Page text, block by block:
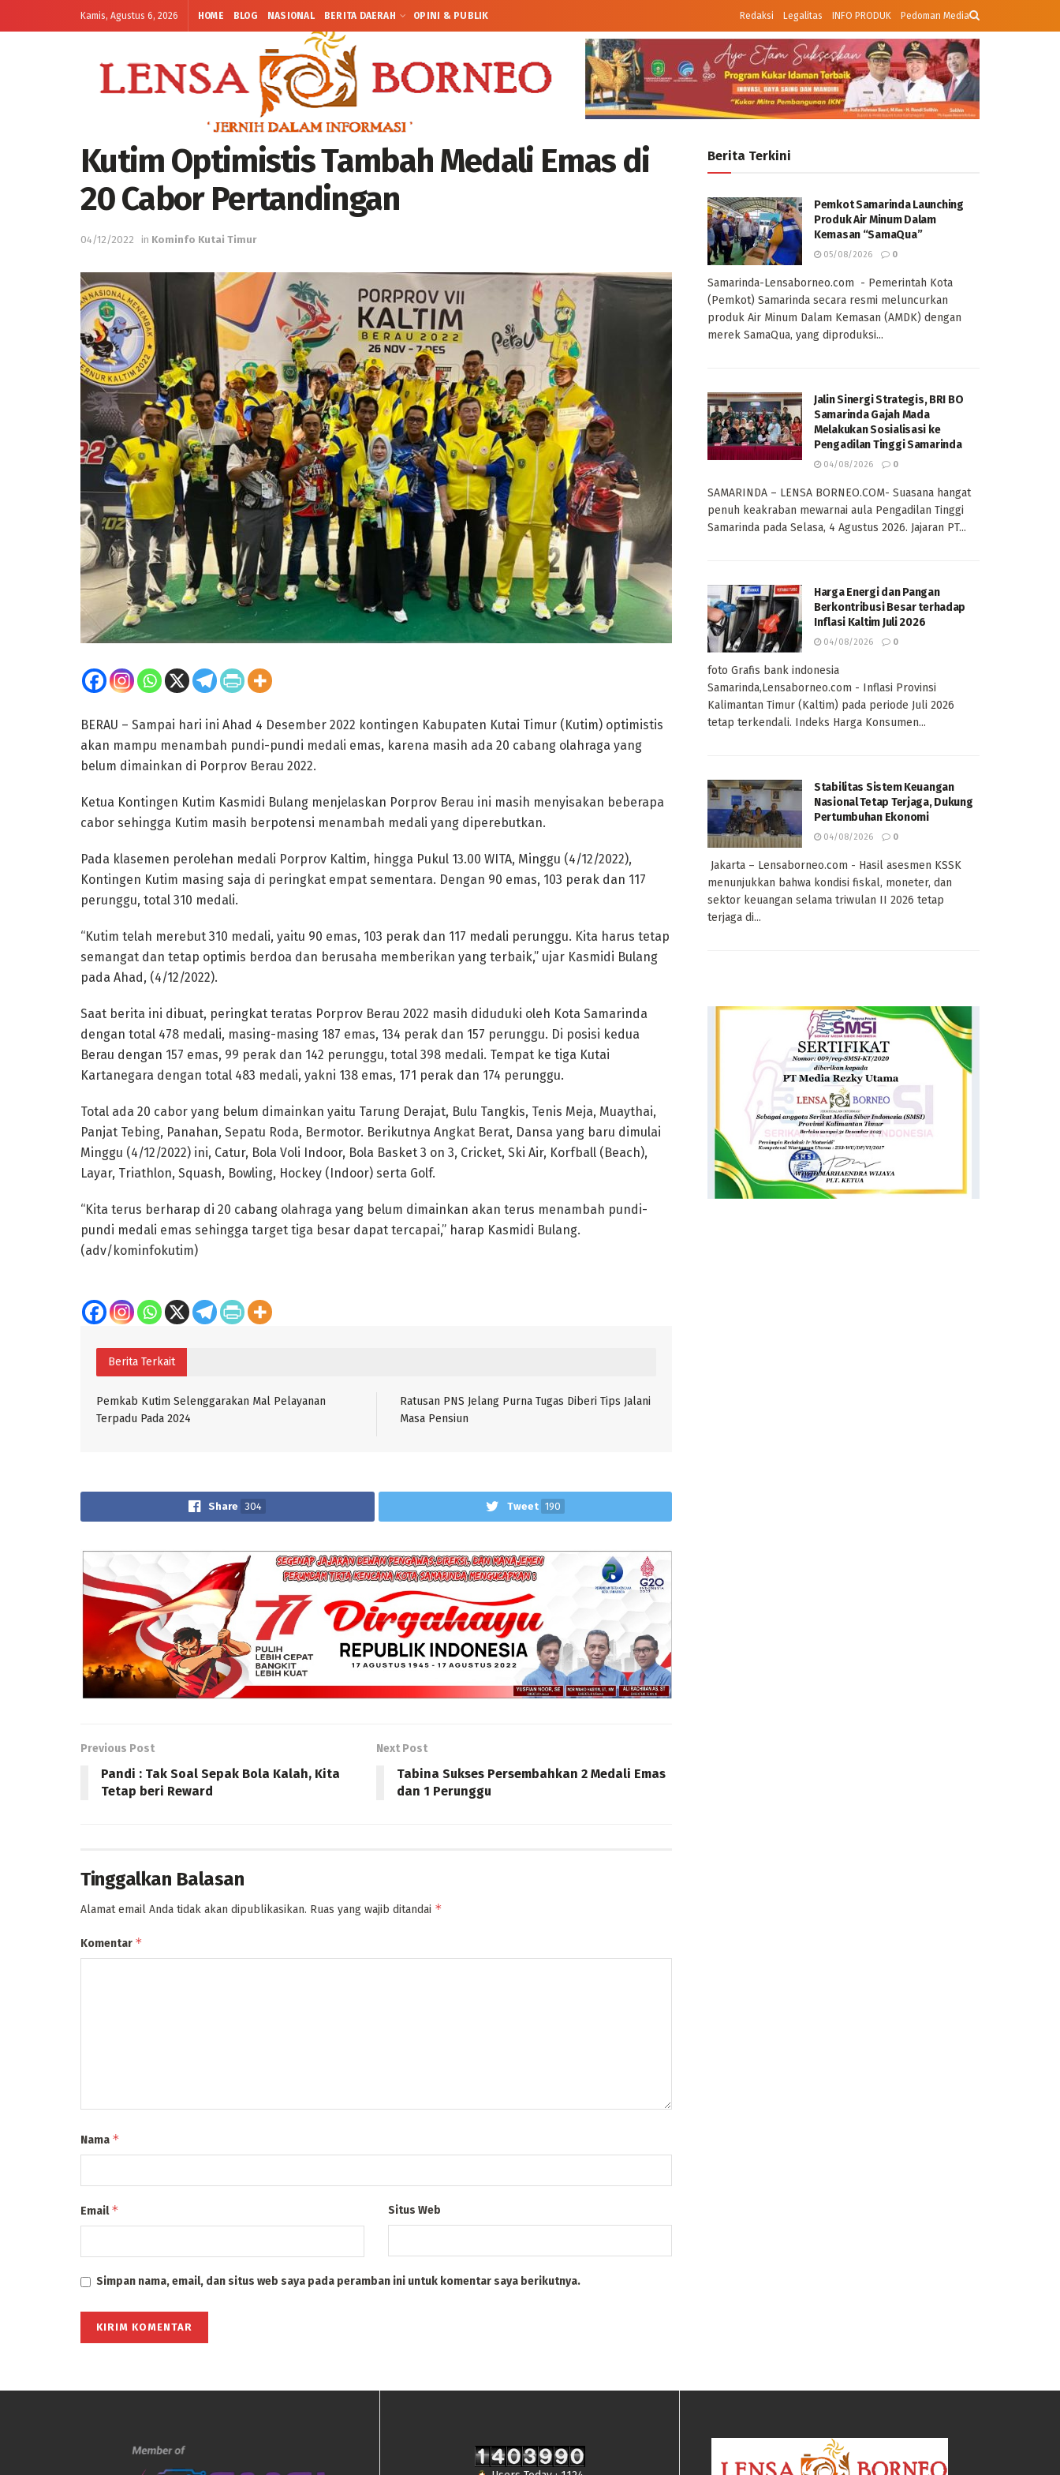
Kamis, Agustus 6, 2026 HOME BLOG NASIONAL BERITA DAERAH OPINI & PUBLIK Redaksi Legalitas INFO PRODUK Pedoman Media
Kutim Optimistis Tambah Medali Emas di
20 Cabor Pertandingan
04/12/2022 in Kominfo Kutai Timur
BERAU – Sampai hari ini Ahad 4 Desember 2022 kontingen Kabupaten Kutai Timur (Kutim) optimistis
akan mampu menambah pundi-pundi medali emas, karena masih ada 20 cabang olahraga yang
belum dimainkan di Porprov Berau 2022.
Ketua Kontingen Kutim Kasmidi Bulang menjelaskan Porprov Berau ini masih menyisakan beberapa
cabor sehingga Kutim masih berpotensi menambah medali yang diperebutkan.
Pada klasemen perolehan medali Porprov Kaltim, hingga Pukul 13.00 WITA, Minggu (4/12/2022),
Kontingen Kutim masing saja di peringkat empat sementara. Dengan 90 emas, 103 perak dan 117
perunggu, total 310 medali.
“Kutim telah merebut 310 medali, yaitu 90 emas, 103 perak dan 117 medali perunggu. Kita harus tetap
semangat dan tetap optimis berdoa dan berusaha memberikan yang terbaik,” ujar Kasmidi Bulang
pada Ahad, (4/12/2022).
Saat berita ini dibuat, peringkat teratas Porprov Berau 2022 masih diduduki oleh Kota Samarinda
dengan total 478 medali, masing-masing 187 emas, 134 perak dan 157 perunggu. Di posisi kedua
Berau dengan 157 emas, 99 perak dan 142 perunggu, total 398 medali. Tempat ke tiga Kutai
Kartanegara dengan total 483 medali, yakni 138 emas, 171 perak dan 174 perunggu.
Total ada 20 cabor yang belum dimainkan yaitu Tarung Derajat, Bulu Tangkis, Tenis Meja, Muaythai,
Panjat Tebing, Panahan, Sepatu Roda, Bermotor. Berikutnya Angkat Berat, Dansa yang baru dimulai
Minggu (4/12/2022) ini, Catur, Bola Voli Indoor, Bola Basket 3 on 3, Cricket, Ski Air, Korfball (Beach),
Layar, Triathlon, Squash, Bowling, Hockey (Indoor) serta Golf.
“Kita terus berharap di 20 cabang olahraga yang belum dimainkan akan terus menambah pundi-
pundi medali emas sehingga target tiga besar dapat tercapai,” harap Kasmidi Bulang.
(adv/kominfokutim)
Berita Terkait
Pemkab Kutim Selenggarakan Mal Pelayanan
Terpadu Pada 2024
Ratusan PNS Jelang Purna Tugas Diberi Tips Jalani
Masa Pensiun
Share 304 Tweet 190
Previous Post
Pandi : Tak Soal Sepak Bola Kalah, Kita
Tetap beri Reward
Next Post
Tabina Sukses Persembahkan 2 Medali Emas
dan 1 Perunggu
Tinggalkan Balasan
Alamat email Anda tidak akan dipublikasikan. Ruas yang wajib ditandai *
Komentar *
Nama *
Email* Situs Web
Simpan nama, email, dan situs web saya pada peramban ini untuk komentar saya berikutnya.
Berita Terkini
Pemkot Samarinda Launching
Produk Air Minum Dalam
Kemasan “SamaQua”
05/08/2026 0
Samarinda-Lensaborneo.com - Pemerintah Kota
(Pemkot) Samarinda secara resmi meluncurkan
produk Air Minum Dalam Kemasan (AMDK) dengan
merek SamaQua, yang diproduksi...
Jalin Sinergi Strategis, BRI BO
Samarinda Gajah Mada
Melakukan Sosialisasi ke
Pengadilan Tinggi Samarinda
04/08/2026 0
SAMARINDA – LENSA BORNEO.COM- Suasana hangat
penuh keakraban mewarnai aula Pengadilan Tinggi
Samarinda pada Selasa, 4 Agustus 2026. Jajaran PT...
Harga Energi dan Pangan
Berkontribusi Besar terhadap
Inflasi Kaltim Juli 2026
04/08/2026 0
foto Grafis bank indonesia
Samarinda,Lensaborneo.com - Inflasi Provinsi
Kalimantan Timur (Kaltim) pada periode Juli 2026
tetap terkendali. Indeks Harga Konsumen...
Stabilitas Sistem Keuangan
Nasional Tetap Terjaga, Dukung
Pertumbuhan Ekonomi
04/08/2026 0
Jakarta – Lensaborneo.com - Hasil asesmen KSSK
menunjukkan bahwa kondisi fiskal, moneter, dan
sektor keuangan selama triwulan II 2026 tetap
terjaga di...